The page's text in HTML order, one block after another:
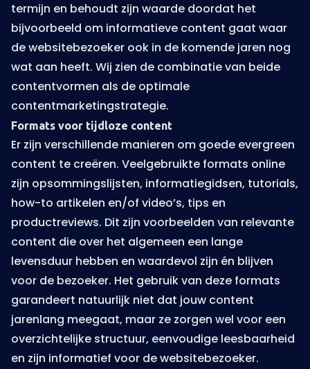
termijn en behoudt zijn waarde doordat het
bijvoorbeeld om informatieve content gaat waar
de websitebezoeker ook in de komende jaren nog
wat aan heeft. Wij zien de combinatie van beide
contentvormen als de optimale
contentmarketingstrategie.
Formats voor tijdloze content
Er zijn verschillende manieren om goede evergreen
content te creëren. Veelgebruikte formats online
zijn opsommingslijsten, informatiegidsen, tutorials,
how-to artikelen en/of video’s, tips en
productreviews. Dit zijn voorbeelden van relevante
content die over het algemeen een lange
levensduur hebben en waardevol zijn én blijven
voor de bezoeker. Het gebruik van deze formats
garandeert natuurlijk niet dat jouw content
jarenlang meegaat, maar ze zorgen wel voor een
overzichtelijke structuur, eenvoudige leesbaarheid
en zijn informatief voor de websitebezoeker.